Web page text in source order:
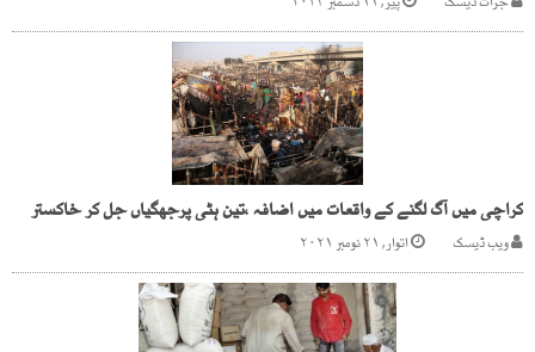
کراچی میں آگ لگنے کے واقعات میں اضافہ ،تین ہٹی پرجھگیاں جل کر خاکستر
ویب ڈیسک اتوار, ۲۱ نومبر ۲۰۲۱